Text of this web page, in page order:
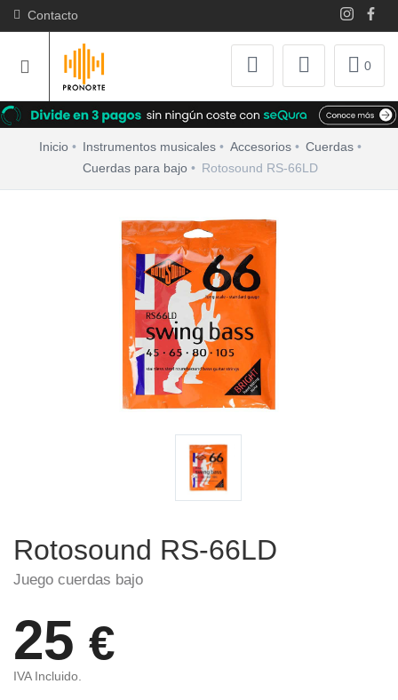
Contacto
0
Inicio Instrumentos musicales Accesorios
Cuerdas
Cuerdas para bajo
Rotosound RS-66LD
Rotosound RS-66LD
Juego cuerdas bajo
25 €
IVA Incluido.